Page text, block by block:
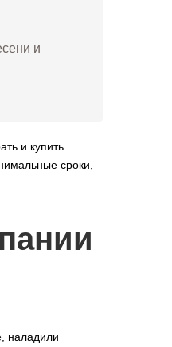
и
и купить
сроки,
наладили